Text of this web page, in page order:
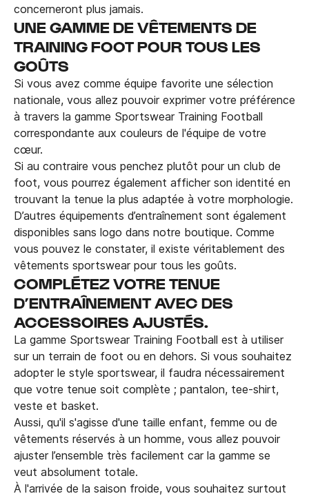
concerneront plus jamais.
UNE GAMME DE VÊTEMENTS DE
TRAINING FOOT POUR TOUS LES
GOÛTS
Si vous avez comme équipe favorite une sélection
nationale, vous allez pouvoir exprimer votre préférence
à travers la gamme Sportswear Training Football
correspondante aux couleurs de l'équipe de votre
cœur.
Si au contraire vous penchez plutôt pour un club de
foot, vous pourrez également afficher son identité en
trouvant la tenue la plus adaptée à votre morphologie.
D’autres équipements d’entraînement sont également
disponibles sans logo dans notre boutique. Comme
vous pouvez le constater, il existe véritablement des
vêtements sportswear pour tous les goûts.
COMPLÉTEZ VOTRE TENUE
D’ENTRAÎNEMENT AVEC DES
ACCESSOIRES AJUSTÉS.
La gamme Sportswear Training Football est à utiliser
sur un terrain de foot ou en dehors. Si vous souhaitez
adopter le style sportswear, il faudra nécessairement
que votre tenue soit complète ; pantalon, tee-shirt,
veste et basket.
Aussi, qu'il s'agisse d'une taille enfant, femme ou de
vêtements réservés à un homme, vous allez pouvoir
ajuster l’ensemble très facilement car la gamme se
veut absolument totale.
À l'arrivée de la saison froide, vous souhaitez surtout